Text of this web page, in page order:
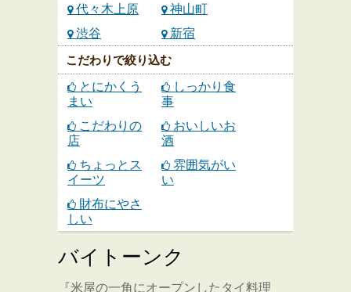
代々木上原
神山町
渋谷
新宿
こだわりで絞り込む
とにかくう
まい
しっかり食
事
こだわりの
店
おいしいお
酒
ちょっとス
イーツ
雰囲気がい
い
財布にやさ
しい
バイトーンク
『米屋の一角にオープンしたタイ料理